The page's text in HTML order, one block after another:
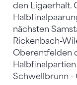
den Ligaerhalt.
nächsten
Rickenbach-
Oberentfelden
Schwellbrunn -